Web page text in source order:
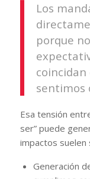
Los
porque
sentimos
Esa tensión
ser” puede
impactos suelen
Generación